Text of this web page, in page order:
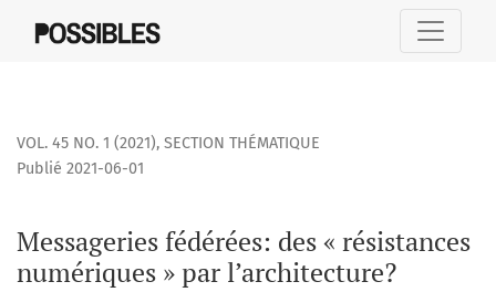
VOL. 45 NO. 1 (2021), SECTION THÉMATIQUE
Messageries fédérées: des « résistances
numériques » par l’architecture?
Publié 2021-06-01